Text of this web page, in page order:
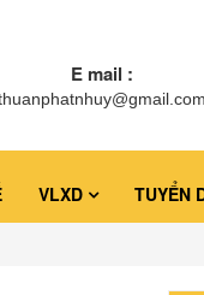
E mail :
VLXD TUYỂN